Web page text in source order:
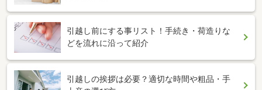
引越し前にする事リスト！手続き・荷造りな
どを流れに沿って紹介
引越しの挨拶は必要？適切な時間や粗品・手